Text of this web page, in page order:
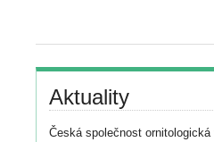
Aktuality
Česká společnost